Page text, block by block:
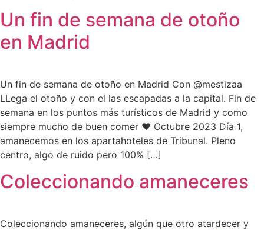
Un fin de semana de otoño
en Madrid
Un fin de semana de otoño en Madrid Con @mestizaa
LLega el otoño y con el las escapadas a la capital. Fin de
semana en los puntos más turísticos de Madrid y como
siempre mucho de buen comer ❤️ Octubre 2023 Día 1,
amanecemos en los apartahoteles de Tribunal. Pleno
centro, algo de ruido pero 100% […]
Coleccionando amaneceres
Coleccionando amaneceres, algún que otro atardecer y